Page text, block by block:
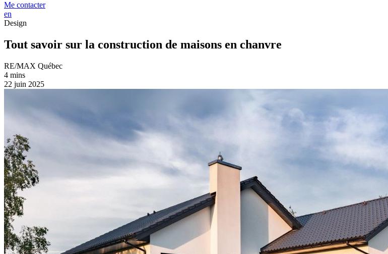
Me contacter
en
Design
Tout savoir sur la construction de maisons en chanvre
RE/MAX Québec
4 mins
22 juin 2025